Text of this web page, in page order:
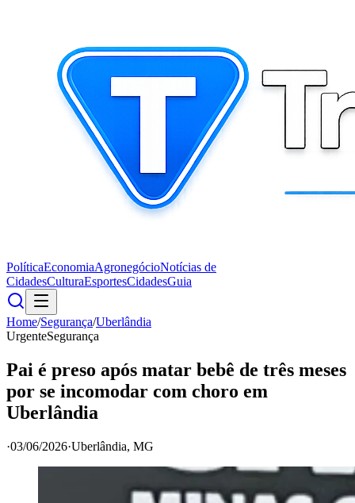
PolíticaEconomiaAgronegócioNotícias de
CidadesCulturaEsportesCidadesGuia
Home/Segurança/Uberlândia
UrgenteSegurança
Pai é preso após matar bebê de três meses
por se incomodar com choro em
Uberlândia
·03/06/2026·Uberlândia, MG